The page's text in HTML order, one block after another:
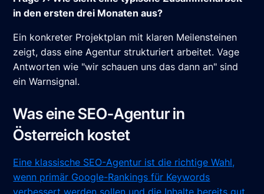
in den ersten drei Monaten aus?
Ein konkreter Projektplan mit klaren Meilensteinen
zeigt, dass eine Agentur strukturiert arbeitet. Vage
Antworten wie "wir schauen uns das dann an" sind
ein Warnsignal.
Was eine SEO-Agentur in
Österreich kostet
Eine klassische SEO-Agentur ist die richtige Wahl,
wenn primär Google-Rankings für Keywords